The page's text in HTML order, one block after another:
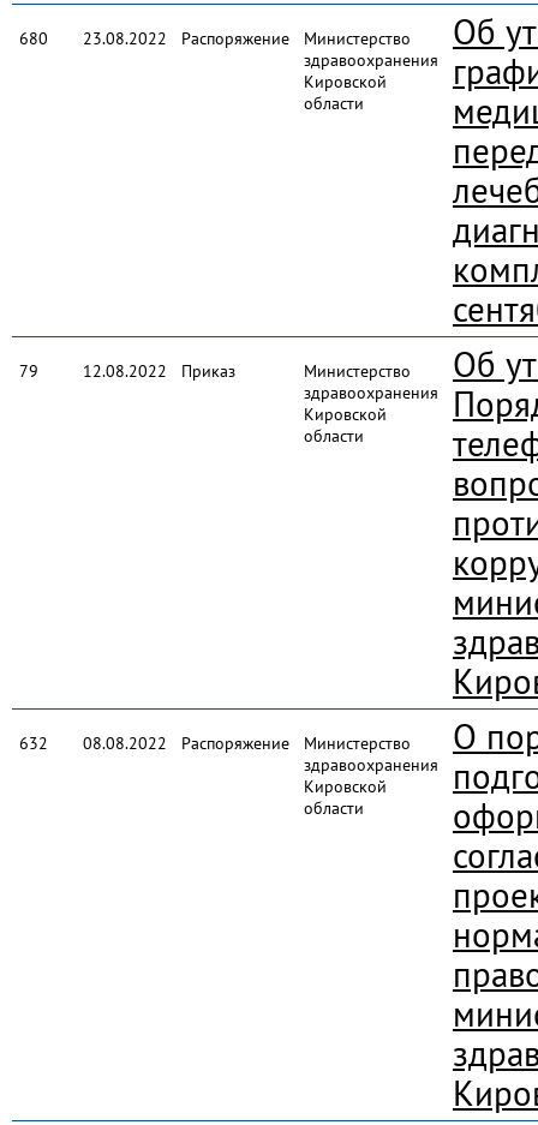
680 23.08.2022 Распоряжение
Министерство
здравоохранения
Кировской
области
Об
79 12.08.2022 Приказ
Министерство
здравоохранения
Кировской
области
Об
632 08.08.2022 Распоряжение
Министерство
здравоохранения
Кировской
области
О